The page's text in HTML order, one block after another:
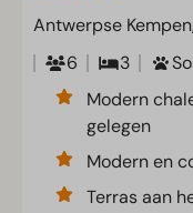
Antwerpse
6
3
Modern
gelegen
Modern en
Terras aan